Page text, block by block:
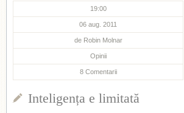
19:00
06 aug. 2011
de Robin Molnar
Opinii
8 Comentarii
Inteligența e limitată